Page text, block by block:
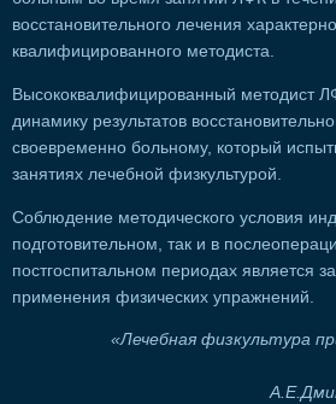
восстановительного лечения
квалифицированного методиста.
Высококвалифицированный методист
динамику результатов
своевременно больному, который
занятиях лечебной физкультурой.
Соблюдение методического условия
подготовительном, так и в
постгоспитальном периодах является
применения физических упражнений.
«Лечебная физкультура